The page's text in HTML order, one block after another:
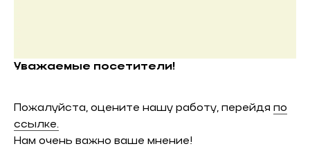
Уважаемые посетители!
Пожалуйста, оцените нашу работу, перейдя по
ссылке.
Нам очень важно ваше мнение!